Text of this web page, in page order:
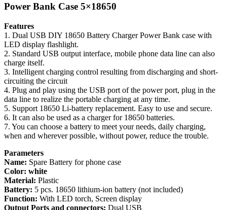
Power Bank Case 5×18650
Features
1. Dual USB DIY 18650 Battery Charger Power Bank case with
LED display flashlight.
2. Standard USB output interface, mobile phone data line can also
charge itself.
3. Intelligent charging control resulting from discharging and short-
circuiting the circuit
4. Plug and play using the USB port of the power port, plug in the
data line to realize the portable charging at any time.
5. Support 18650 Li-battery replacement. Easy to use and secure.
6. It can also be used as a charger for 18650 batteries.
7. You can choose a battery to meet your needs, daily charging,
when and wherever possible, without power, reduce the trouble.
Parameters
Name: Spare Battery for phone case
Color: white
Material: Plastic
Battery: 5 pcs. 18650 lithium-ion battery (not included)
Function: With LED torch, Screen display
Output Ports and connectors: Dual USB